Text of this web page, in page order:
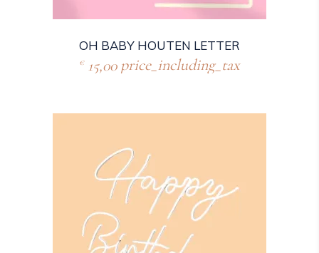
OH BABY HOUTEN LETTER
€15,00 price_including_tax